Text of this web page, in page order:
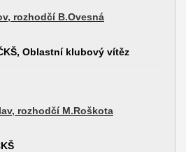
rozhodčí B.Ovesná
Oblastní klubový vítěz
rozhodčí M.Roškota